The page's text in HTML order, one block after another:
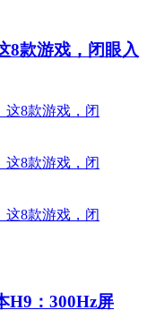
8款游戏，闭眼入
H9：300Hz屏